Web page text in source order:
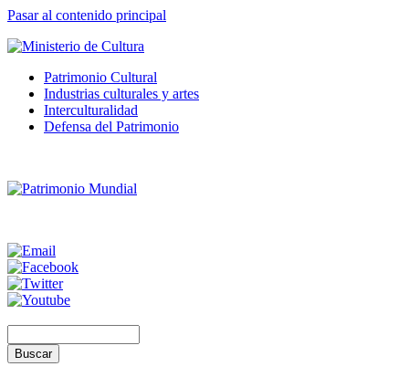
Pasar al contenido principal
Patrimonio Cultural
Industrias culturales y artes
Interculturalidad
Defensa del Patrimonio